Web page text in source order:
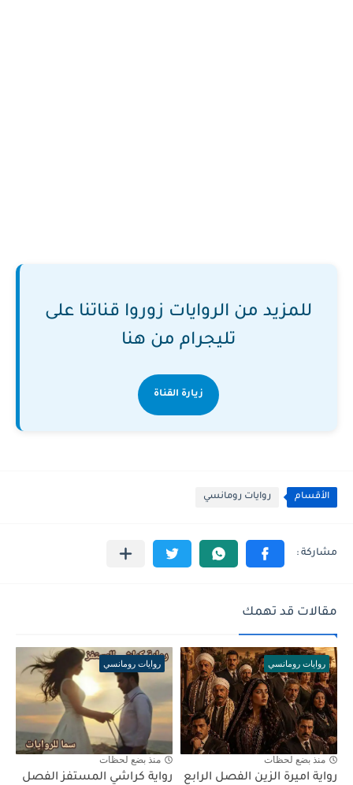
للمزيد من الروايات زوروا قناتنا على
تليجرام من هنا
زيارة القناة
الأقسام روايات رومانسي
مقالات قد تهمك
روايات رومانسي
منذ بضع لحظات
رواية اميرة الزين الفصل الرابع
روايات رومانسي
منذ بضع لحظات
رواية كراشي المستفز الفصل